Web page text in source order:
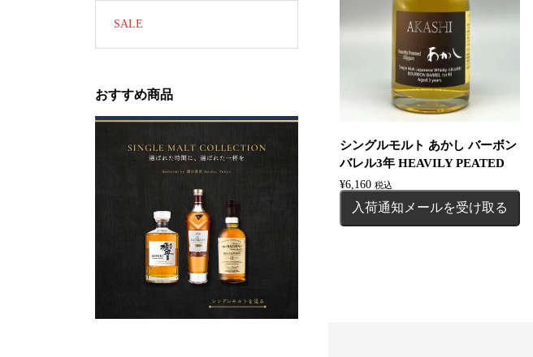
シングルモルト あかし バーボン
バレル3年 HEAVILY PEATED
¥6,160 税込
入荷通知メールを受け取る
SALE
おすすめ商品